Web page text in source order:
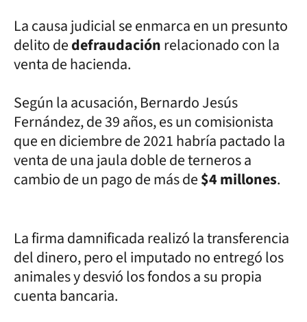
La causa judicial se enmarca en un presunto
delito dedefraudaciónrelacionado con la
venta de hacienda.
Según la acusación, Bernardo Jesús
Fernández, de 39 años, es un comisionista
que en diciembre de 2021 habría pactado la
venta de una jaula doble de terneros a
cambio de un pago de más de$4 millones.
La firma damnificada realizó la transferencia
del dinero, pero el imputado no entregó los
animales y desvió los fondos a su propia
cuenta bancaria.